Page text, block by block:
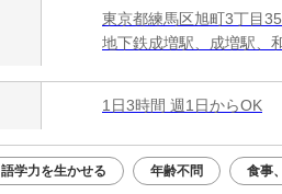
東京都練馬区旭町3丁目
地下鉄成増駅、成増駅、
1日3時間 週1日からOK
語学力を生かせる 年齢不問 食事